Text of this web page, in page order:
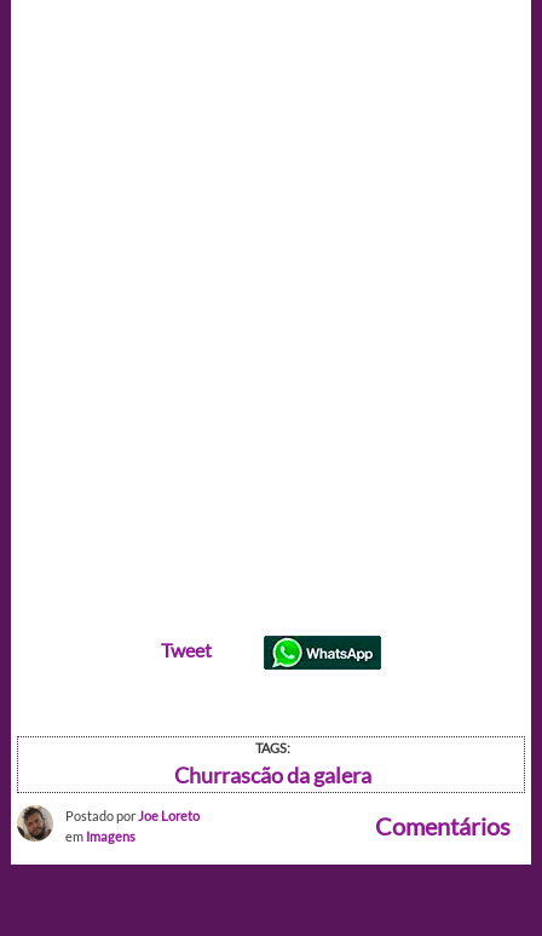
Tweet
TAGS:
Churrascão da galera
Postado por Joe Loreto
em Imagens Comentários